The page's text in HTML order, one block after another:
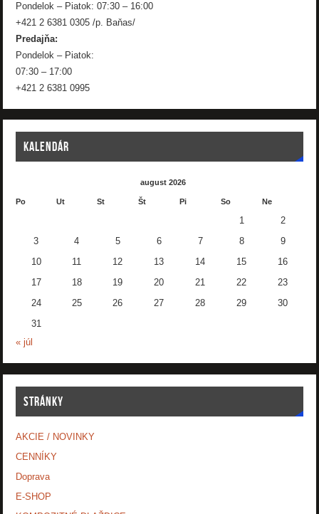
Pondelok – Piatok: 07:30 – 16:00
+421 2 6381 0305 /p. Baňas/
Predajňa:
Pondelok – Piatok:
07:30 – 17:00
+421 2 6381 0995
KALENDÁR
august 2026
Po Ut St Št Pi So Ne
1 2
3 4 5 6 7 8 9
10 11 12 13 14 15 16
17 18 19 20 21 22 23
24 25 26 27 28 29 30
31
« júl
STRÁNKY
AKCIE / NOVINKY
CENNÍKY
Doprava
E-SHOP